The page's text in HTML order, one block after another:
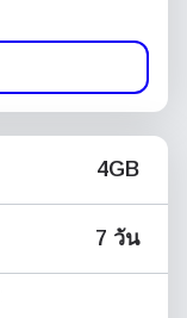
4GB
7 วัน